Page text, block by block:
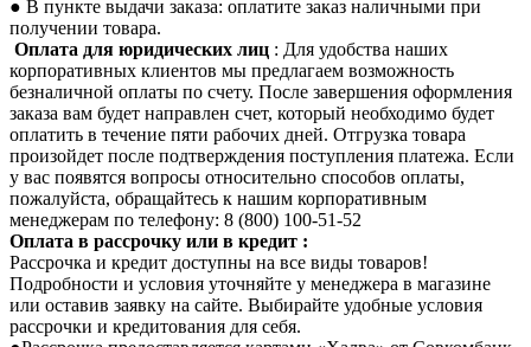
● В пункте выдачи заказа: оплатите заказ наличными при
получении товара.
Оплата для юридических лиц : Для удобства наших
корпоративных клиентов мы предлагаем возможность
безналичной оплаты по счету. После завершения оформления
заказа вам будет направлен счет, который необходимо будет
оплатить в течение пяти рабочих дней. Отгрузка товара
произойдет после подтверждения поступления платежа. Если
у вас появятся вопросы относительно способов оплаты,
пожалуйста, обращайтесь к нашим корпоративным
менеджерам по телефону: 8 (800) 100-51-52
Оплата в рассрочку или в кредит :
Рассрочка и кредит доступны на все виды товаров!
Подробности и условия уточняйте у менеджера в магазине
или оставив заявку на сайте. Выбирайте удобные условия
рассрочки и кредитования для себя.